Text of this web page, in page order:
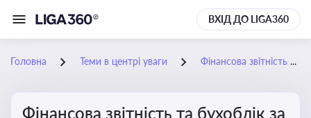
ВХІД ДО LIGA360
Головна Теми в центрі уваги Фінансова звітність та бухоблік за П(С)БО і МСФЗ
Фінансова звітність та бухоблік за